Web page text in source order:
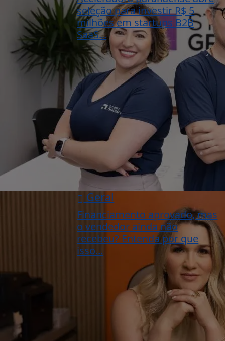
seleção para investir R$ 5
milhões em startups B2B
SaaS...
Geral
Financiamento aprovado, mas
o vendedor ainda não
recebeu? Entenda por que
isso...